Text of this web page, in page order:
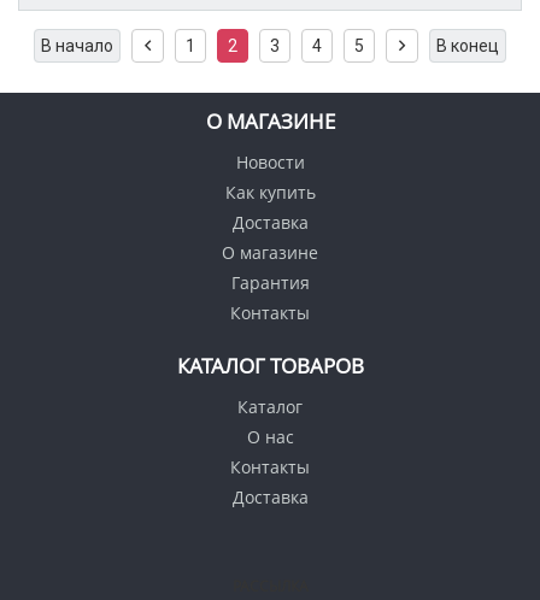
В начало 1 2 3 4 5 В конец
О МАГАЗИНЕ
Новости
Как купить
Доставка
О магазине
Гарантия
Контакты
КАТАЛОГ ТОВАРОВ
Каталог
О нас
Контакты
Доставка